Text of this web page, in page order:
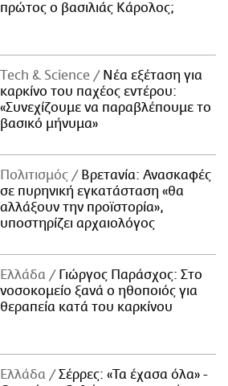
πρώτος ο βασιλιάς Κάρολος;
Τech & Science
Νέα εξέταση για
καρκίνο του παχέος εντέρου:
«Συνεχίζουμε να παραβλέπουμε το
βασικό μήνυμα»
Πολιτισμός
Βρετανία: Ανασκαφές
σε πυρηνική εγκατάσταση «θα
αλλάξουν την προϊστορία»,
υποστηρίζει αρχαιολόγος
Ελλάδα
Γιώργος Παράσχος: Στο
νοσοκομείο ξανά ο ηθοποιός για
θεραπεία κατά του καρκίνου
Ελλάδα
Σέρρες: «Τα έχασα όλα» -